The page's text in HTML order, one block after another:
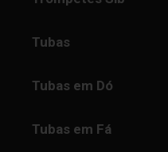
Tubas
Tubas em Dó
Tubas em Fá